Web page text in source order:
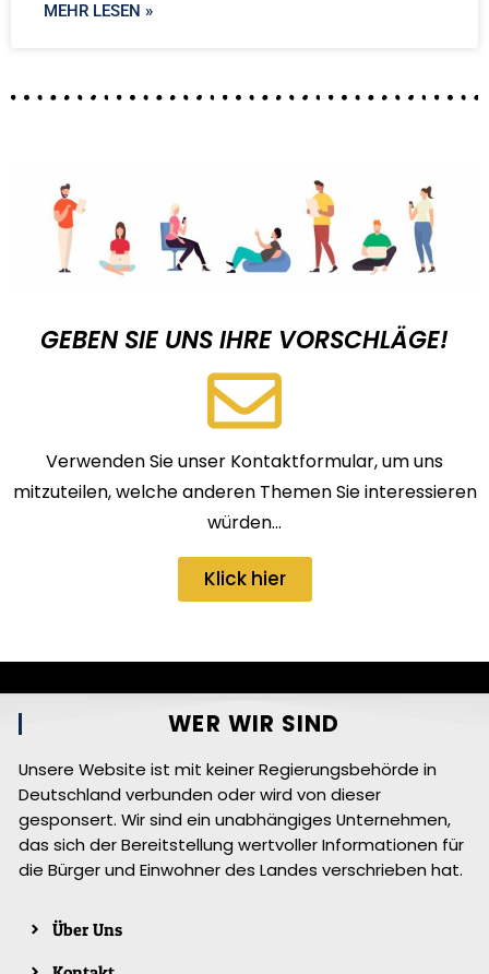
MEHR LESEN »
GEBEN SIE UNS IHRE VORSCHLÄGE!
Verwenden Sie unser Kontaktformular, um uns
mitzuteilen, welche anderen Themen Sie interessieren
würden…
Klick hier
WER WIR SIND
Unsere Website ist mit keiner Regierungsbehörde in
Deutschland verbunden oder wird von dieser
gesponsert. Wir sind ein unabhängiges Unternehmen,
das sich der Bereitstellung wertvoller Informationen für
die Bürger und Einwohner des Landes verschrieben hat.
Über Uns